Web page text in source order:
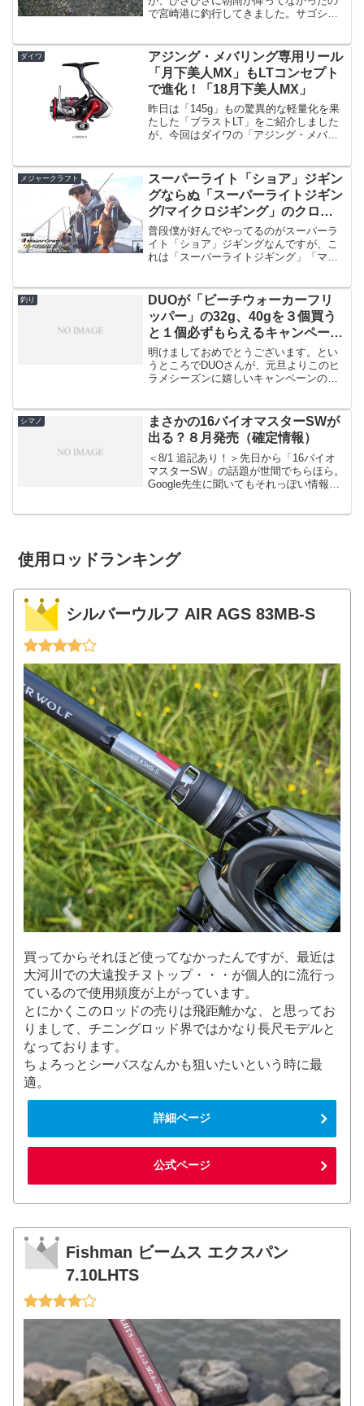
で宮崎港に釣行してきました。サゴシが
に、丁度この前買ったPEエボリューショ
ンを使ってみたかったこと...
ダイワ
アジング・メバリング専用リール
「月下美人MX」もLTコンセプト
で進化！「18月下美人MX」
昨日は「145g」もの驚異的な軽量化を果
たした「ブラストLT」をご紹介しました
が、今回はダイワの「アジング・メバリ
出展：ダイワさすがにブラストのような
超軽量化、とま...
メジャークラフト
スーパーライト「ショア」ジギン
グならぬ「スーパーライトジギン
グ/マイクロジギング」のクロス
テージ「CRXJ-S762MJ/S」
「CRXJ-S742MJ/T」「CRXJ-
B732MJ/T」「実釣動画が公開！
普段僕が好んでやってるのがスーパーラ
イト「ショア」ジギングなんですが、こ
れは「スーパーライトジギング」「マイ
になると、60〜100g程度のジグを使うの
が主流？と思うので...
釣り
DUOが「ビーチウォーカーフリ
ッパー」の32g、40gを３個買う
と１個必ずもらえるキャンペーン
を開催！
明けましておめでとうございます。とい
うところでDUOさんが、元旦よりこのヒ
ラメシーズンに嬉しいキャンペーンのス
個買って応募すると、必ず限定カラーの
「サッパ」カラー...
シマノ
まさかの16バイオマスターSWが
出る？８月発売（確定情報）
＜8/1 追記あり！＞先日から「16バイオ
マスターSW」の話題が世間でちらほら。
Google先生に聞いてもそれっぽい情報は
使用ロッドランキング
シルバーウルフ AIR AGS 83MB-S
買ってからそれほど使ってなかったんですが、最近は
大河川での大遠投チヌトップ・・・が個人的に流行っ
ているので使用頻度が上がっています。
とにかくこのロッドの売りは飛距離かな、と思ってお
りまして、チニングロッド界ではかなり長尺モデルと
なっております。
ちょろっとシーバスなんかも狙いたいという時に最
適。
詳細ページ
公式ページ
Fishman ビームス エクスパン
7.10LHTS